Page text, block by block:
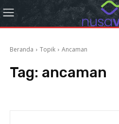
Beranda Topik Ancaman
Tag: ancaman